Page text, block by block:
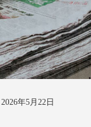
2026年5月22日